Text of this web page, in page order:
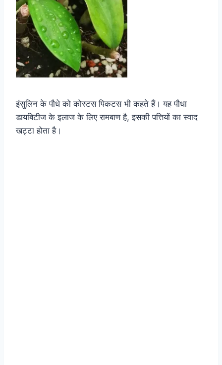
इंसुलिन के पौधे को कोस्टस पिकटस भी कहते हैं। यह पौधा
डायबिटीज के इलाज के लिए रामबाण है, इसकी पत्तियों का स्वाद
खट्टा होता है।